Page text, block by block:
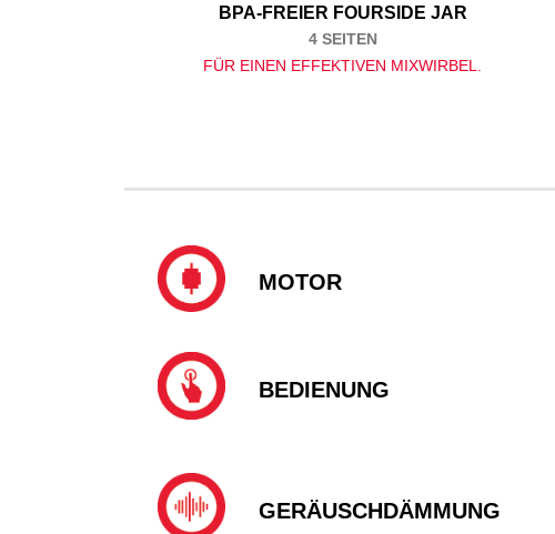
BPA-FREIER FOURSIDE JAR
4 SEITEN
FÜR EINEN EFFEKTIVEN MIXWIRBEL.
MOTOR
BEDIENUNG
GERÄUSCHDÄMMUNG